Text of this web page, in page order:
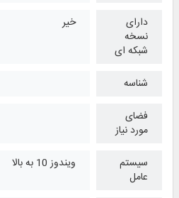
دارای
نسخه
شبکه ای
خیر
شناسه
فضای
مورد نیاز
سیستم
عامل
ویندوز 10 به بالا